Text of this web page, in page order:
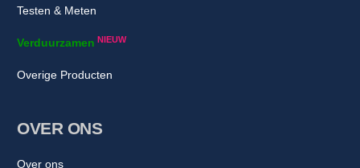
Testen & Meten
Verduurzamen NIEUW
Overige Producten
OVER ONS
Over ons